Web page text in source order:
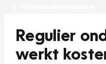
Regulier
werkt